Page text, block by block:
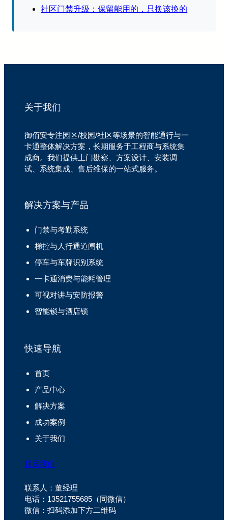
社区门禁升级：保留能用的，只换该换的
关于我们
御佰安专注园区/校园/社区等场景的智能通行与一
卡通整体解决方案，长期服务于工程商与系统集
成商。我们提供上门勘察、方案设计、安装调
试、系统集成、售后维保的一站式服务。
解决方案与产品
门禁与考勤系统
梯控与人行通道闸机
停车与车牌识别系统
一卡通消费与能耗管理
可视对讲与安防报警
智能锁与酒店锁
快速导航
首页
产品中心
解决方案
成功案例
关于我们
联系我们
联系人：董经理
电话：13521755685（同微信）
微信：扫码添加下方二维码